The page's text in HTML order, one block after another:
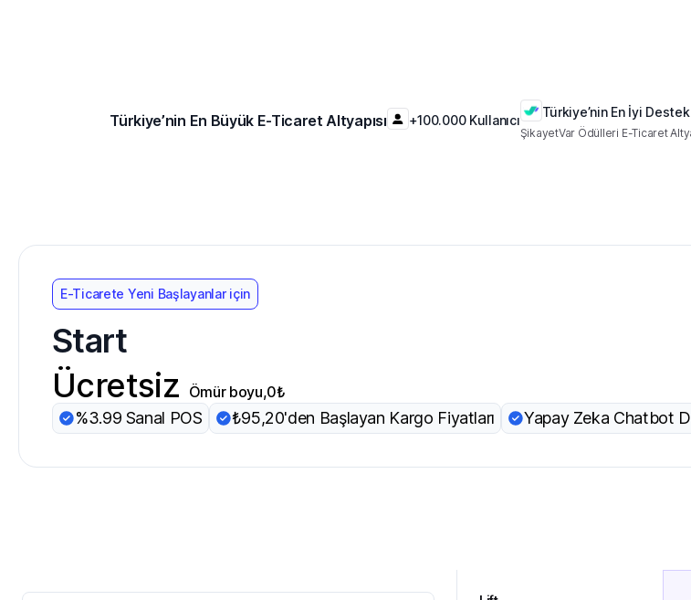
Türkiye’nin En Büyük E-Ticaret Altyapısı +100.000 Kullanıcı
Türkiye’nin En İyi Destek
ŞikayetVar Ödülleri E-Ticaret
E-Ticarete Yeni Başlayanlar için
Start
Ücretsiz Ömür boyu,0₺
%3.99 Sanal POS ₺95,20'den Başlayan Kargo Fiyatları Yapay Zeka Chatbot